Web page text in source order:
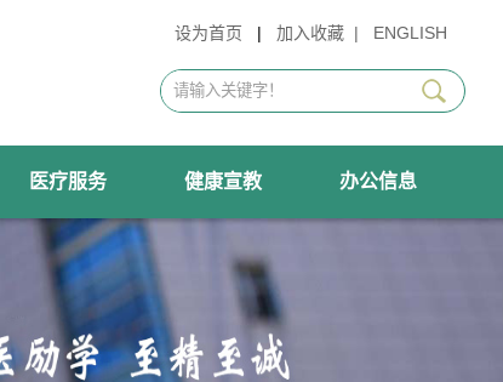
设为首页 | 加入收藏 | ENGLISH
医疗服务 健康宣教 办公信息